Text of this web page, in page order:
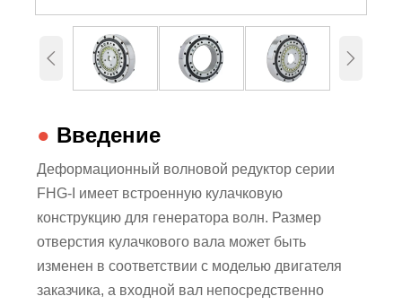
 
● Введение
Деформационный волновой редуктор серии
FHG-I имеет встроенную кулачковую
конструкцию для генератора волн. Размер
отверстия кулачкового вала может быть
изменен в соответствии с моделью двигателя
заказчика, а входной вал непосредственно